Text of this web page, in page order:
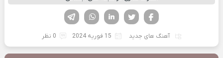
لینکدین تویتر
فیسوک
آهنگ های جدید 15 فوریه 2024 0 نظر